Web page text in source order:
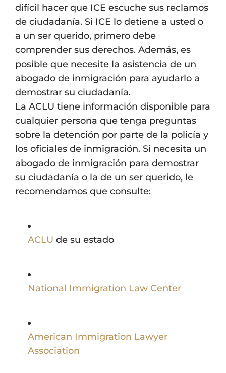
difícil hacer que ICE escuche sus reclamos
de ciudadanía. Si ICE lo detiene a usted o
a un ser querido, primero debe
comprender sus derechos. Además, es
posible que necesite la asistencia de un
abogado de inmigración para ayudarlo a
demostrar su ciudadanía.
La ACLU tiene información disponible para
cualquier persona que tenga preguntas
sobre la detención por parte de la policía y
los oficiales de inmigración. Si necesita un
abogado de inmigración para demostrar
su ciudadanía o la de un ser querido, le
recomendamos que consulte:
ACLU de su estado
National Immigration Law Center
American Immigration Lawyer
Association